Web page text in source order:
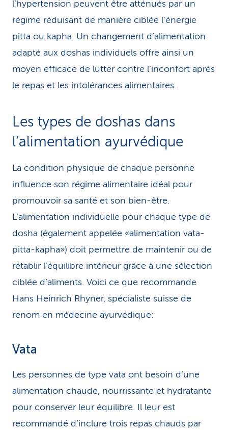
l’hypertension peuvent être atténués par un
régime réduisant de manière ciblée l’énergie
pitta ou kapha. Un changement d’alimentation
adapté aux doshas individuels offre ainsi un
moyen efficace de lutter contre l’inconfort après
le repas et les intolérances alimentaires.
Les types de doshas dans
l’alimentation ayurvédique
La condition physique de chaque personne
influence son régime alimentaire idéal pour
promouvoir sa santé et son bien-être.
L’alimentation individuelle pour chaque type de
dosha (également appelée «alimentation vata-
pitta-kapha») doit permettre de maintenir ou de
rétablir l’équilibre intérieur grâce à une sélection
ciblée d’aliments. Voici ce que recommande
Hans Heinrich Rhyner, spécialiste suisse de
renom en médecine ayurvédique:
Vata
Les personnes de type vata ont besoin d’une
alimentation chaude, nourrissante et hydratante
pour conserver leur équilibre. Il leur est
recommandé d’inclure trois repas chauds par